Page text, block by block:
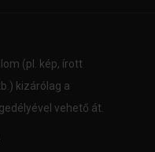
(pl. kép, írott
kizárólag a
vehető át.